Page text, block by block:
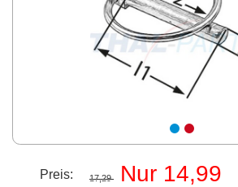
Preis: 17,29 Nur 14,99